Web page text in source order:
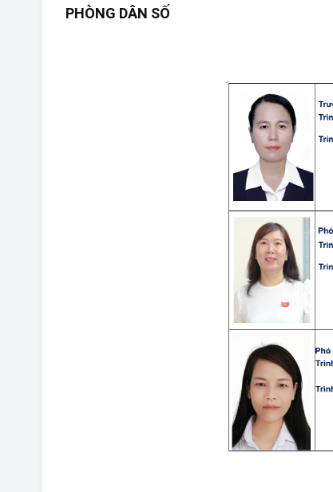
PHÒNG DÂN SỐ